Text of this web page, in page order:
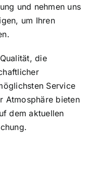
und nehmen uns
um Ihren
die
Service
Atmosphäre bieten
dem aktuellen